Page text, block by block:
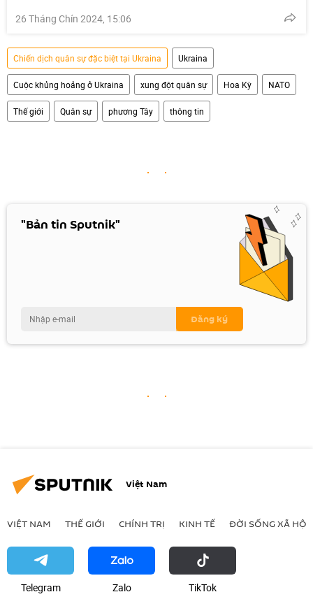
26 Tháng Chín 2024, 15:06
Chiến dịch quân sự đặc biệt tại Ukraina Ukraina
Cuộc khủng hoảng ở Ukraina xung đột quân sự Hoa Kỳ NATO
Thế giới Quân sự phương Tây thông tin
"Bản tin Sputnik"
Việt Nam
VIỆT NAM THẾ GIỚI CHÍNH TRỊ KINH TẾ ĐỜI SỐNG XÃ HỘI
Telegram Zalo ТikТоk